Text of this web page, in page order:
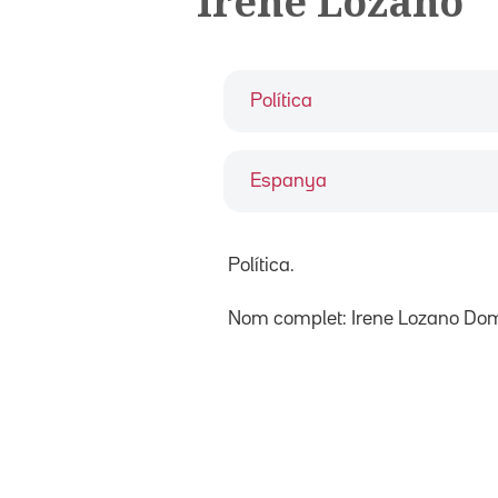
Política
Espanya
Política.
Nom complet: Irene Lozano